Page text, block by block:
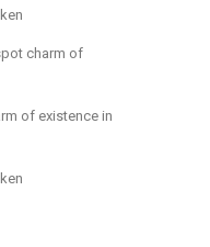
charm of
of existence in